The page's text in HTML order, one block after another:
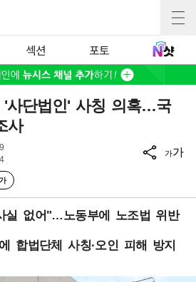
섹션 포토
'사단법인' 사칭 의혹…국
사
가가
실 없어"…노동부에 노조법 위반
합법단체 사칭·오인 피해 방지